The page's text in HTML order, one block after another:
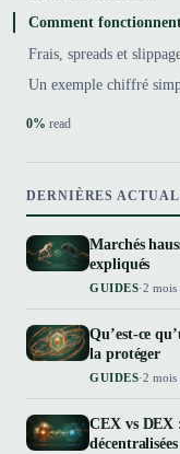
Comment
Frais, spreads et
Un exemple chiffré
0% read
DERNIÈRES
Marchés
expliqués
GUIDES·2 mois
Qu’est-ce
la protéger
GUIDES·2 mois
CEX vs DEX